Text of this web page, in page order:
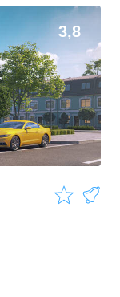
3 предложения
от7 342 300 ₽
2 предложения
от8 317 200 ₽
8 предложений
3,8